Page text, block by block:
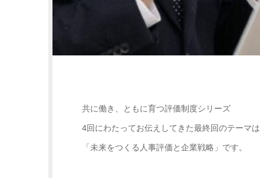
共に働き、ともに育つ評価制度シリーズ
4回にわたってお伝えしてきた最終回のテーマは
「未来をつくる人事評価と企業戦略」です。